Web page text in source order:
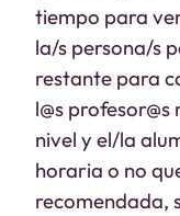
tiempo para
la/s persona/s
restante para
l@s
nivel y el/la
horaria o no
recomendada,